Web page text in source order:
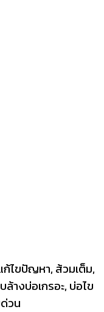
ไขปัญหา, ส้วมเต็ม,
างบ่อเกรอะ, บ่อไข
วน